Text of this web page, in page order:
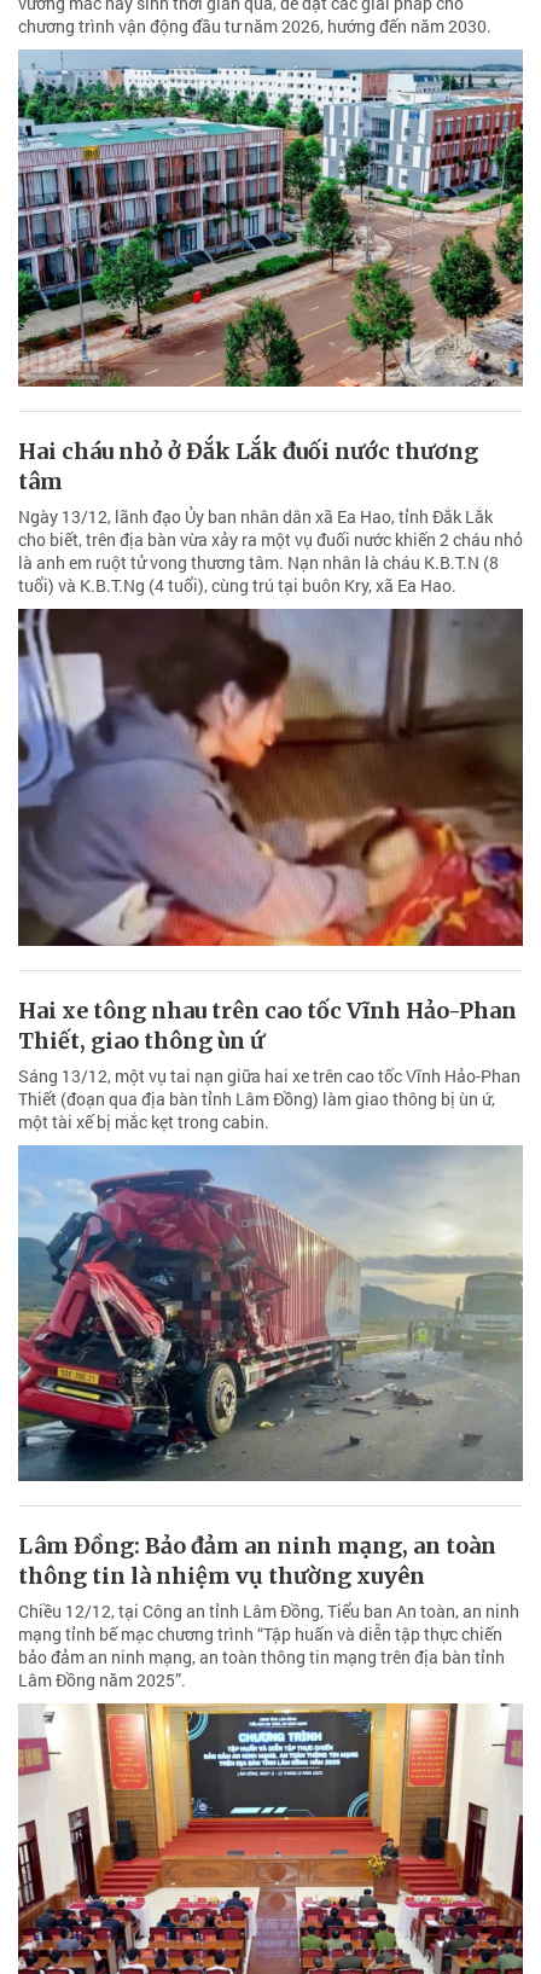
chương trình vận động đầu tư năm 2026, hướng đến năm 2030.
Hai cháu nhỏ ở Đắk Lắk đuối nước thương
tâm
Ngày 13/12, lãnh đạo Ủy ban nhân dân xã Ea Hao, tỉnh Đắk Lắk
cho biết, trên địa bàn vừa xảy ra một vụ đuối nước khiến 2 cháu nhỏ
là anh em ruột tử vong thương tâm. Nạn nhân là cháu K.B.T.N (8
tuổi) và K.B.T.Ng (4 tuổi), cùng trú tại buôn Kry, xã Ea Hao.
Hai xe tông nhau trên cao tốc Vĩnh Hảo-Phan
Thiết, giao thông ùn ứ
Sáng 13/12, một vụ tai nạn giữa hai xe trên cao tốc Vĩnh Hảo-Phan
Thiết (đoạn qua địa bàn tỉnh Lâm Đồng) làm giao thông bị ùn ứ,
một tài xế bị mắc kẹt trong cabin.
Lâm Đồng: Bảo đảm an ninh mạng, an toàn
thông tin là nhiệm vụ thường xuyên
Chiều 12/12, tại Công an tỉnh Lâm Đồng, Tiểu ban An toàn, an ninh
mạng tỉnh bế mạc chương trình “Tập huấn và diễn tập thực chiến
bảo đảm an ninh mạng, an toàn thông tin mạng trên địa bàn tỉnh
Lâm Đồng năm 2025”.